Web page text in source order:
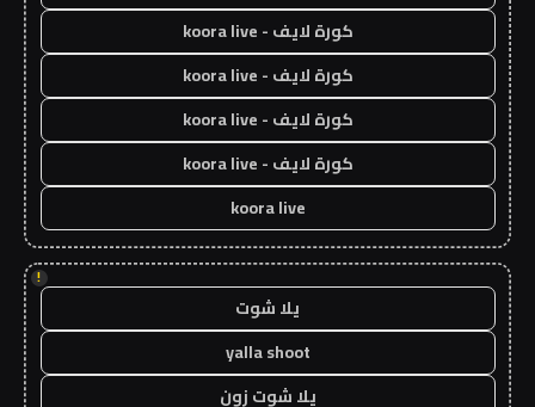
كورة لايف - koora live
كورة لايف - koora live
كورة لايف - koora live
كورة لايف - koora live
koora live
!
يلا شوت
yalla shoot
يلا شوت زون